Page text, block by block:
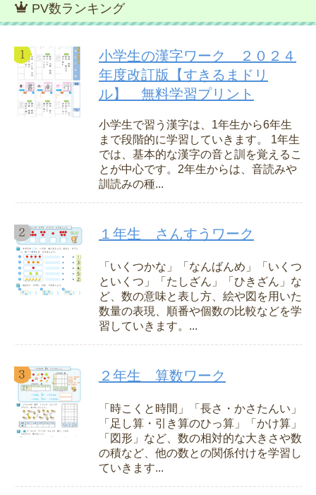
PV数ランキング
小学生の漢字ワーク ２０２４
年度改訂版【すきるまドリ
ル】 無料学習プリント
小学生で習う漢字は、1年生から6年生
まで段階的に学習していきます。 1年生
では、基本的な漢字の音と訓を覚えるこ
とが中心です。2年生からは、音読みや
訓読みの種...
１年生 さんすうワーク
「いくつかな」「なんばんめ」「いくつ
といくつ」「たしざん」「ひきざん」な
ど、数の意味と表し方、絵や図を用いた
数量の表現、順番や個数の比較などを学
習していきます。...
２年生 算数ワーク
「時こくと時間」「長さ・かさたんい」
「足し算・引き算のひっ算」「かけ算」
「図形」など、数の相対的な大きさや数
の積など、他の数との関係付けを学習し
ていきます...